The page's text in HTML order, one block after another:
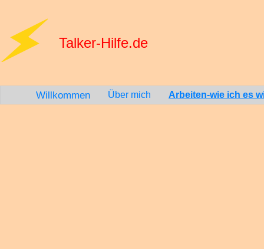
Talker-Hilfe.de
Willkommen Über mich Arbeiten-wie ich es